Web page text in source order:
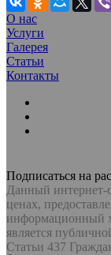
О нас
Услуги
Галерея
Статьи
Контакты
Подписаться на
Данный интернет-
ценах,
информационный
является
Статьи 437